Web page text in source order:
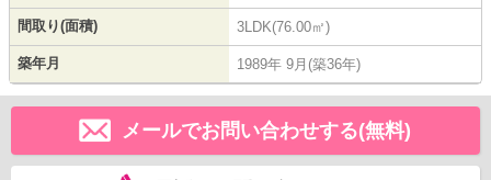
間取り(面積) 3LDK(76.00㎡)
築年月 1989年 9月(築36年)
メールでお問い合わせする(無料)